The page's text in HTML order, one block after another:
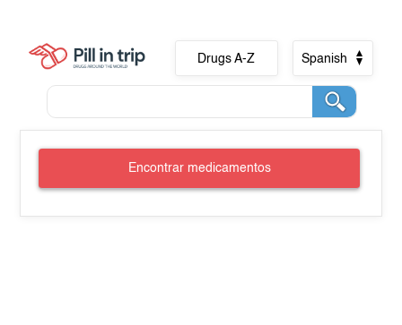
Drugs A-Z Spanish
Encontrar medicamentos